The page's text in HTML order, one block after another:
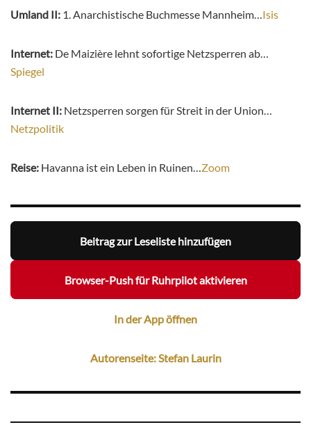
Umland II: 1. Anarchistische Buchmesse Mannheim…Isis
Internet: De Maizière lehnt sofortige Netzsperren ab…
Spiegel
Internet II: Netzsperren sorgen für Streit in der Union…
Netzpolitik
Reise: Havanna ist ein Leben in Ruinen…Zoom
Beitrag zur Leseliste hinzufügen
Browser-Push für Ruhrpilot aktivieren
In der App öffnen
Autorenseite: Stefan Laurin